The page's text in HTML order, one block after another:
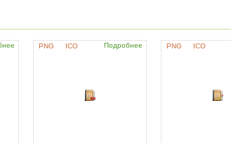
PNG ICO Подробнее PNG ICO